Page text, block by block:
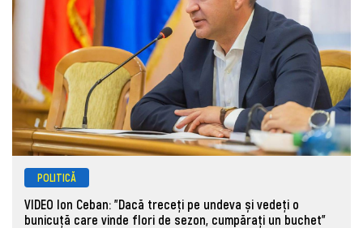
POLITICĂ
VIDEO Ion Ceban: "Dacă treceți pe undeva și vedeți o
bunicuță care vinde flori de sezon, cumpărați un buchet"